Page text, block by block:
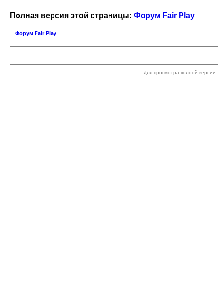
Полная версия этой страницы: Форум Fair Play
Форум Fair Play
Для просмотра полной